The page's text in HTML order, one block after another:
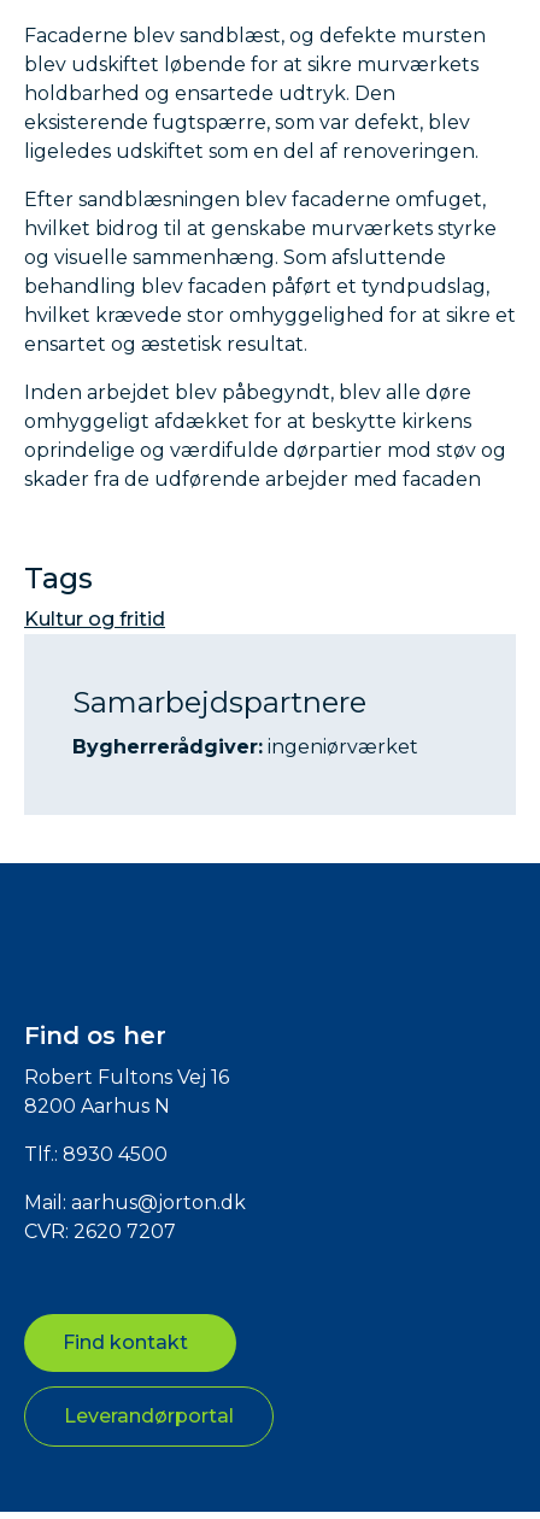
Facaderne blev sandblæst, og defekte mursten
blev udskiftet løbende for at sikre murværkets
holdbarhed og ensartede udtryk. Den
eksisterende fugtspærre, som var defekt, blev
ligeledes udskiftet som en del af renoveringen.
Efter sandblæsningen blev facaderne omfuget,
hvilket bidrog til at genskabe murværkets styrke
og visuelle sammenhæng. Som afsluttende
behandling blev facaden påført et tyndpudslag,
hvilket krævede stor omhyggelighed for at sikre et
ensartet og æstetisk resultat.
Inden arbejdet blev påbegyndt, blev alle døre
omhyggeligt afdækket for at beskytte kirkens
oprindelige og værdifulde dørpartier mod støv og
skader fra de udførende arbejder med facaden
Tags
Kultur og fritid
Samarbejdspartnere
Bygherrerådgiver: ingeniørværket
Find os her
Robert Fultons Vej 16
8200 Aarhus N
Tlf.: 8930 4500
Mail: aarhus@jorton.dk
CVR: 2620 7207
Find kontakt
Leverandørportal